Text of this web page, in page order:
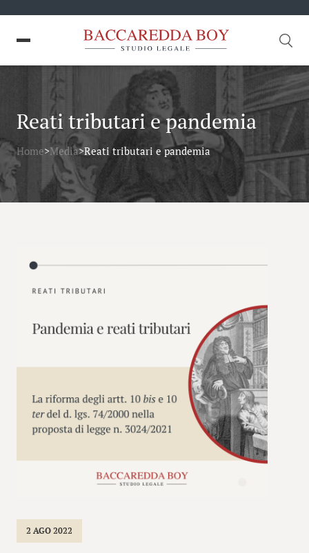
Reati tributari e pandemia
Home>Media>Reati tributari e pandemia
2 AGO 2022